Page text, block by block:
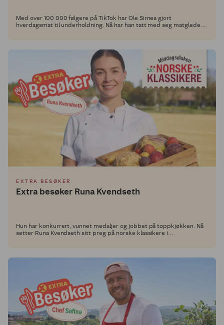
Med over 100 000 følgere på TikTok har Ole Sirnes gjort
hverdagsmat til underholdning. Nå har han tatt med seg matgleden
EXTRA BESØKER
Extra besøker Runa Kvendseth
Hun har konkurrert, vunnet medaljer og jobbet på toppkjøkken. Nå
setter Runa Kvendseth sitt preg på norske klassikere i